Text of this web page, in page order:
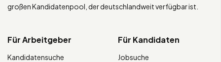
großen Kandidatenpool, der deutschlandweit verfügbar ist.
Für Arbeitgeber
Kandidatensuche
Für Kandidaten
Jobsuche